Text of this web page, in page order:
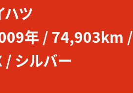
ハツ
年 / 74,903km /
/ シルバー